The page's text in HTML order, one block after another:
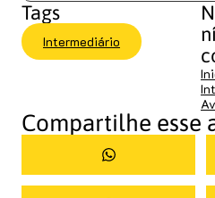
Tags
Intermediário
Compartilhe esse